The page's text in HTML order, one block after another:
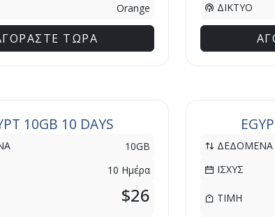
Orange
ΤΩΡΑ
ΔΙΚΤΥΟ
10GB 10 DAYS
10GB
10 Ημέρα
$26
ΔΕΔΟΜΕΝΑ
ΙΣΧΥΣ
ΤΙΜΗ